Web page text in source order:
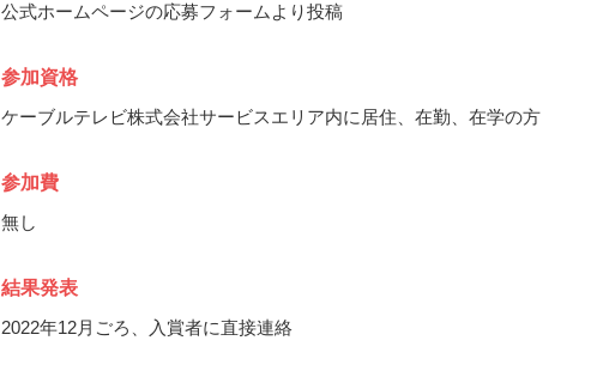
公式ホームページの応募フォームより投稿
参加資格
ケーブルテレビ株式会社サービスエリア内に居住、在勤、在学の方
参加費
無し
結果発表
2022年12月ごろ、入賞者に直接連絡